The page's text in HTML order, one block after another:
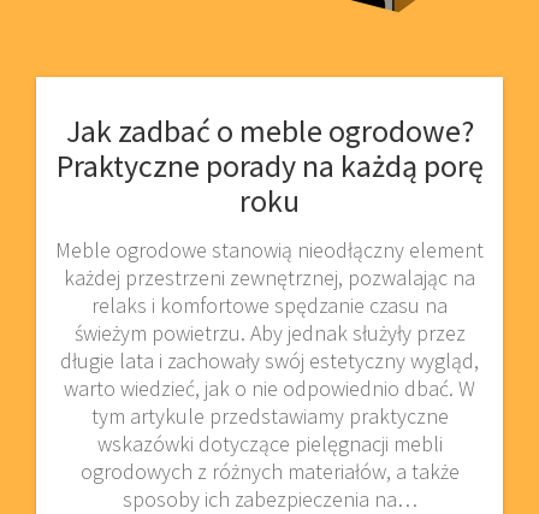
Jak zadbać o meble ogrodowe?
Praktyczne porady na każdą porę
roku
Meble ogrodowe stanowią nieodłączny element
każdej przestrzeni zewnętrznej, pozwalając na
relaks i komfortowe spędzanie czasu na
świeżym powietrzu. Aby jednak służyły przez
długie lata i zachowały swój estetyczny wygląd,
warto wiedzieć, jak o nie odpowiednio dbać. W
tym artykule przedstawiamy praktyczne
wskazówki dotyczące pielęgnacji mebli
ogrodowych z różnych materiałów, a także
sposoby ich zabezpieczenia na…